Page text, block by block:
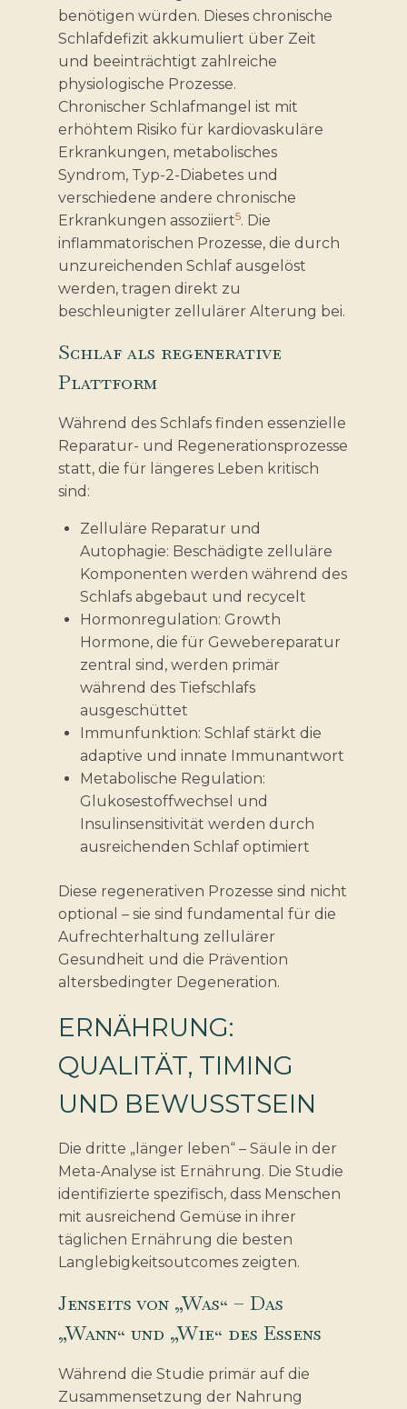
benötigen würden. Dieses chronische
Schlafdefizit akkumuliert über Zeit
und beeinträchtigt zahlreiche
physiologische Prozesse.
Chronischer Schlafmangel ist mit
erhöhtem Risiko für kardiovaskuläre
Erkrankungen, metabolisches
Syndrom, Typ-2-Diabetes und
verschiedene andere chronische
Erkrankungen assoziiert5. Die
inflammatorischen Prozesse, die durch
unzureichenden Schlaf ausgelöst
werden, tragen direkt zu
beschleunigter zellulärer Alterung bei.
Schlaf als regenerative
Plattform
Während des Schlafs finden essenzielle
Reparatur- und Regenerationsprozesse
statt, die für längeres Leben kritisch
sind:
Zelluläre Reparatur und
Autophagie: Beschädigte zelluläre
Komponenten werden während des
Schlafs abgebaut und recycelt
Hormonregulation: Growth
Hormone, die für Gewebereparatur
zentral sind, werden primär
während des Tiefschlafs
ausgeschüttet
Immunfunktion: Schlaf stärkt die
adaptive und innate Immunantwort
Metabolische Regulation:
Glukosestoffwechsel und
Insulinsensitivität werden durch
ausreichenden Schlaf optimiert
Diese regenerativen Prozesse sind nicht
optional – sie sind fundamental für die
Aufrechterhaltung zellulärer
Gesundheit und die Prävention
altersbedingter Degeneration.
ERNÄHRUNG:
QUALITÄT, TIMING
UND BEWUSSTSEIN
Die dritte „länger leben“ – Säule in der
Meta-Analyse ist Ernährung. Die Studie
identifizierte spezifisch, dass Menschen
mit ausreichend Gemüse in ihrer
täglichen Ernährung die besten
Langlebigkeitsoutcomes zeigten.
Jenseits von „Was“ – Das
„Wann“ und „Wie“ des Essens
Während die Studie primär auf die
Zusammensetzung der Nahrung